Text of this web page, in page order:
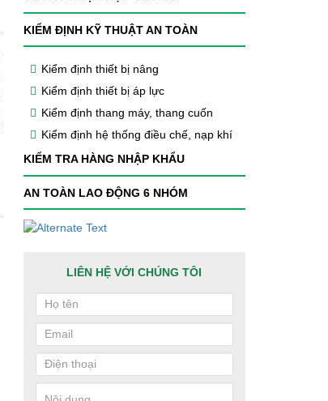
KIỂM ĐỊNH KỸ THUẬT AN TOÀN
Kiểm định thiết bị nâng
Kiểm định thiết bị áp lực
Kiểm định thang máy, thang cuốn
Kiểm định hệ thống điều chế, nạp khí
KIỂM TRA HÀNG NHẬP KHẨU
AN TOÀN LAO ĐỘNG 6 NHÓM
LIÊN HỆ VỚI CHÚNG TÔI